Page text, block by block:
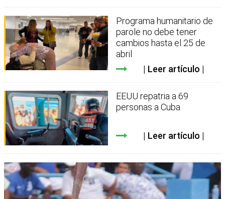
Programa humanitario de
parole no debe tener
cambios hasta el 25 de
abril
Leer artículo
EEUU repatria a 69
personas a Cuba
Leer artículo